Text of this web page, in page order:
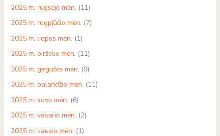
2025 m. rugsėjo mėn. (11)
2025 m. rugpjūčio mėn. (7)
2025 m. liepos mėn. (1)
2025 m. birželio mėn. (11)
2025 m. gegužės mėn. (9)
2025 m. balandžio mėn. (11)
2025 m. kovo mėn. (6)
2025 m. vasario mėn. (2)
2025 m. sausio mėn. (1)